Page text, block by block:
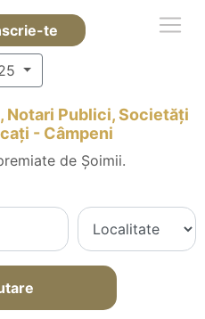
te
Notari Publici, Societăți
- Câmpeni
de Șoimii.